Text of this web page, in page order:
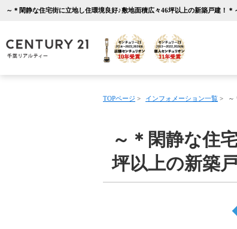
TOPページ > インフォメーション一覧 > ～
～＊閑静な住
坪以上の新築